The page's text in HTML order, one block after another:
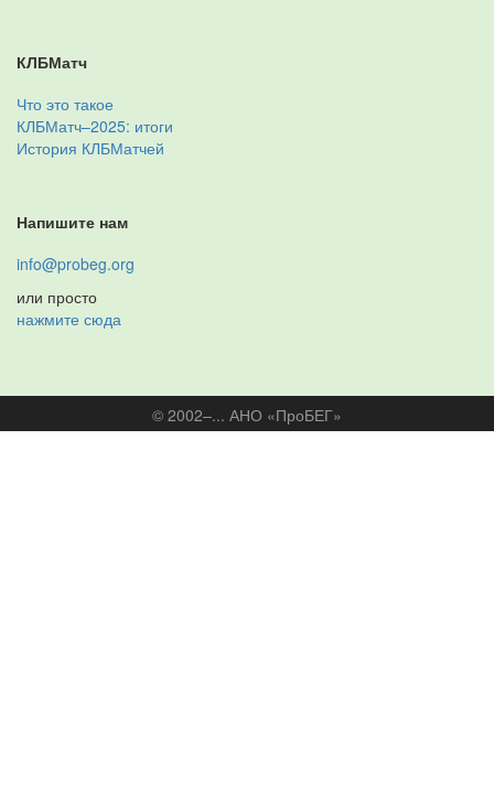
КЛБМатч
Что это такое
КЛБМатч–2025: итоги
История КЛБМатчей
Напишите нам
info@probeg.org
или просто
нажмите сюда
© 2002–... АНО «ПроБЕГ»